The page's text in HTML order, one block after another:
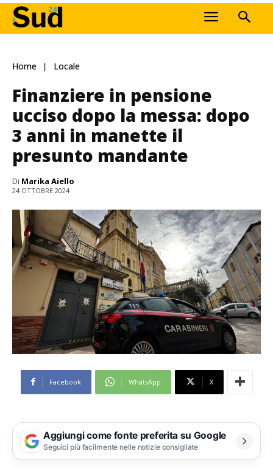
Home Locale
Finanziere in pensione
ucciso dopo la messa: dopo
3 anni in manette il
presunto mandante
Di Marika Aiello
24 OTTOBRE 2024
Facebook WhatsApp X
Aggiungi come fonte preferita su Google
Seguici più facilmente nelle notizie consigliate